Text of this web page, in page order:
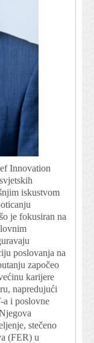
Innovation
iskustvom
je fokusiran na
poslovanja na
započeo
karijere
napredujući
a i poslovne
stečeno
(FER) u